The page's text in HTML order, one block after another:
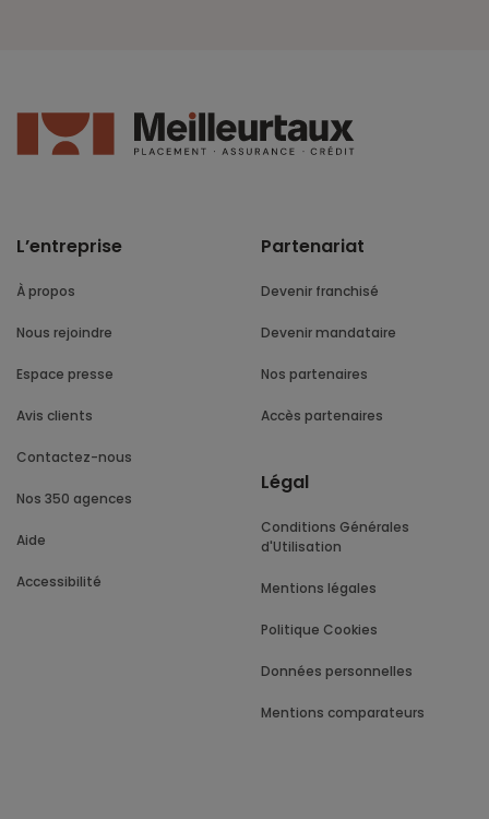
L’entreprise
À propos
Nous rejoindre
Espace presse
Avis clients
Contactez-nous
Nos 350 agences
Aide
Accessibilité
Partenariat
Devenir franchisé
Devenir mandataire
Nos partenaires
Accès partenaires
Légal
Conditions Générales
d'Utilisation
Mentions légales
Politique Cookies
Données personnelles
Mentions comparateurs